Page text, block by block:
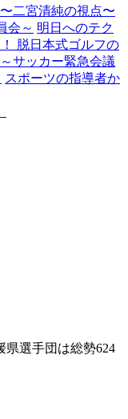
二宮清純の視点〜
会～ 明日へのテク
脱日本式ゴルフの
サッカー緊急会議
スポーツの指導者か
選手団は総勢624